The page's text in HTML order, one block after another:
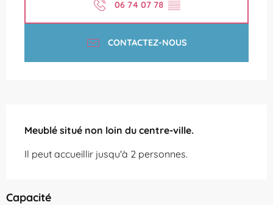
06 74 07 78 ▒▒
CONTACTEZ-NOUS
Meublé situé non loin du centre-ville.
Il peut accueillir jusqu'à 2 personnes.
Capacité